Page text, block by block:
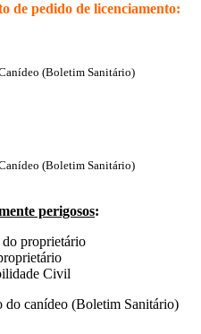
de pedido de licenciamento:
(Boletim Sanitário)
(Boletim Sanitário)
perigosos:
proprietário
Civil
do canídeo (Boletim Sanitário)